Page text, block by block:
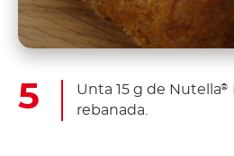
Unta 15 g de Nutella®
rebanada.